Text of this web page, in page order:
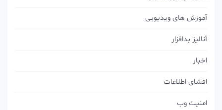
آموزش های ویدیویی
آنالیز بدافزار
افشای اطلاعات
امنیت وب